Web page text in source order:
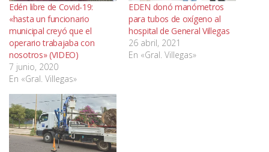
Edén libre de Covid-19:
«hasta un funcionario
municipal creyó que el
operario trabajaba con
nosotros» (VIDEO)
7 junio, 2020
En «Gral. Villegas»
EDEN donó manómetros
para tubos de oxígeno al
hospital de General Villegas
26 abril, 2021
En «Gral. Villegas»